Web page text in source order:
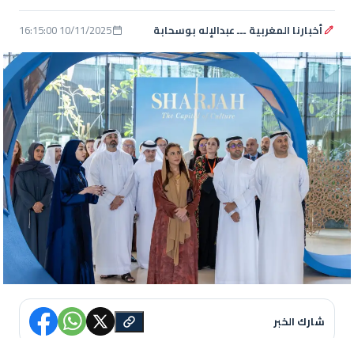
أخبارنا المغربية ـــ عبدالإله بوسحابة 10/11/2025 16:15:00
شارك الخبر